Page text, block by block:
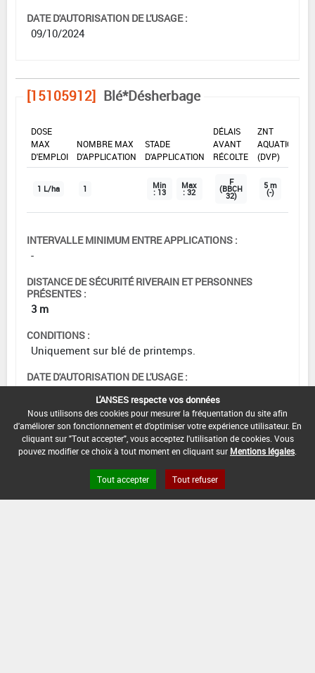
DATE D'AUTORISATION DE L'USAGE :
09/10/2024
[15105912] Blé*Désherbage
DOSE
MAX
D'EMPLOI
NOMBRE MAX
D'APPLICATION
STADE
D'APPLICATION
DÉLAIS
AVANT
RÉCOLTE
ZNT
AQUATIQUE
(DVP)
1 L/ha 1 Min
: 13
Max
: 32
F
(BBCH
32)
5 m
(-)
INTERVALLE MINIMUM ENTRE APPLICATIONS :
-
DISTANCE DE SÉCURITÉ RIVERAIN ET PERSONNES
PRÉSENTES :
3 m
CONDITIONS :
Uniquement sur blé de printemps.
DATE D'AUTORISATION DE L'USAGE :
[15105915] Seigle*Désherbage
MAX
NOMBRE MAX
STADE
DÉLAIS
AVANT
AQUATIQUE
L'ANSES respecte vos données
Nous utilisons des cookies pour mesurer la fréquentation du site afin
d'améliorer son fonctionnement et d'optimiser votre expérience utilisateur. En
cliquant sur "Tout accepter", vous acceptez l'utilisation de cookies. Vous
pouvez modifier ce choix à tout moment en cliquant sur Mentions légales
Tout accepter Tout refuser